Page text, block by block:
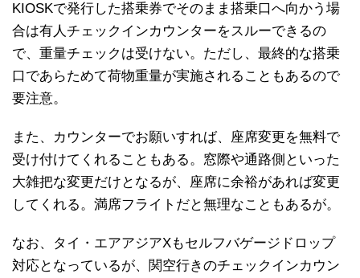
KIOSKで発行した搭乗券でそのまま搭乗口へ向かう場
合は有人チェックインカウンターをスルーできるの
で、重量チェックは受けない。ただし、最終的な搭乗
口であらためて荷物重量が実施されることもあるので
要注意。
また、カウンターでお願いすれば、座席変更を無料で
受け付けてくれることもある。窓際や通路側といった
大雑把な変更だけとなるが、座席に余裕があれば変更
してくれる。満席フライトだと無理なこともあるが。
なお、タイ・エアアジアXもセルフバゲージドロップ
対応となっているが、関空行きのチェックインカウン